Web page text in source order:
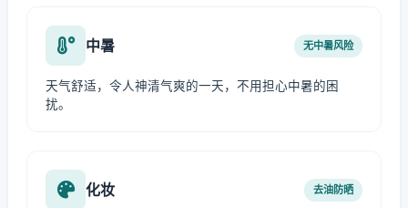
中暑 无中暑风险
天气舒适，令人神清气爽的一天，不用担心中暑的困
扰。
化妆 去油防晒